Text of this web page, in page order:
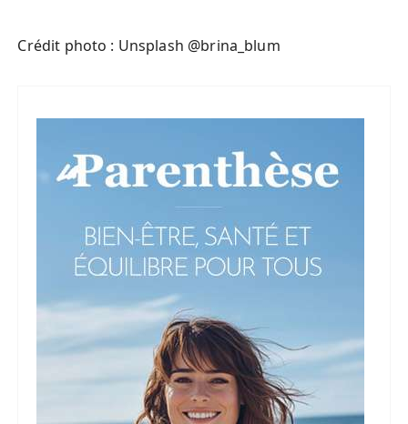
Crédit photo : Unsplash @brina_blum